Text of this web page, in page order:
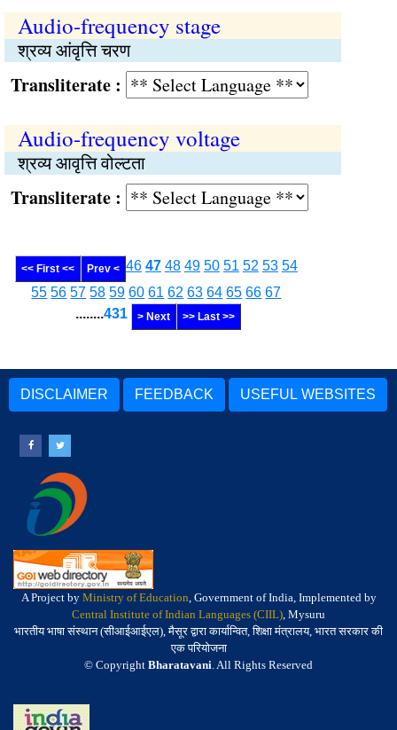
Audio-frequency stage
श्रव्य आंवृत्ति चरण
:
Audio-frequency voltage
श्रव्य आवृत्ति वोल्टता
:
<< First << Prev < 46 47 48 49 50 51 52 53 54
55 56 57 58 59 60 61 62 63 64 65 66 67
........431 > Next >> Last >>
DISCLAIMER FEEDBACK USEFUL WEBSITES
A Project by Ministry of Education, Government of India, Implemented by
Central Institute of Indian Languages (CIIL), Mysuru
भारतीय भाषा संस्थान (सीआईआईएल), मैसूर द्वारा कार्यान्वित, शिक्षा मंत्रालय, भारत सरकार की
एक परियोजना
© Copyright Bharatavani. All Rights Reserved